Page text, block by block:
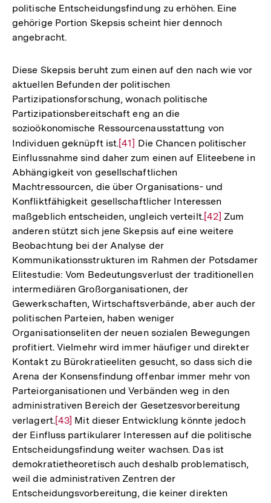
politische Entscheidungsfindung zu erhöhen. Eine
gehörige Portion Skepsis scheint hier dennoch
angebracht.
Diese Skepsis beruht zum einen auf den nach wie vor
aktuellen Befunden der politischen
Partizipationsforschung, wonach politische
Partizipationsbereitschaft eng an die
sozioökonomische Ressourcenausstattung von
Individuen geknüpft ist.Zur
Auflösung
der
Fußnote
[41] Die Chancen politischer
Einflussnahme sind daher zum einen auf Eliteebene in
Abhängigkeit von gesellschaftlichen
Machtressourcen, die über Organisations- und
Konfliktfähigkeit gesellschaftlicher Interessen
maßgeblich entscheiden, ungleich verteilt.Zur
Auflösung
Fußnote
[42] Zum
anderen stützt sich jene Skepsis auf eine weitere
Beobachtung bei der Analyse der
Kommunikationsstrukturen im Rahmen der Potsdamer
Elitestudie: Vom Bedeutungsverlust der traditionellen
intermediären Großorganisationen, der
Gewerkschaften, Wirtschaftsverbände, aber auch der
politischen Parteien, haben weniger
Organisationseliten der neuen sozialen Bewegungen
profitiert. Vielmehr wird immer häufiger und direkter
Kontakt zu Bürokratieeliten gesucht, so dass sich die
Arena der Konsensfindung offenbar immer mehr von
Parteiorganisationen und Verbänden weg in den
administrativen Bereich der Gesetzesvorbereitung
verlagert.Zur
Auflösung
der
Fußnote
[43] Mit dieser Entwicklung könnte jedoch
der Einfluss partikularer Interessen auf die politische
Entscheidungsfindung weiter wachsen. Das ist
demokratietheoretisch auch deshalb problematisch,
weil die administrativen Zentren der
Entscheidungsvorbereitung, die keiner direkten